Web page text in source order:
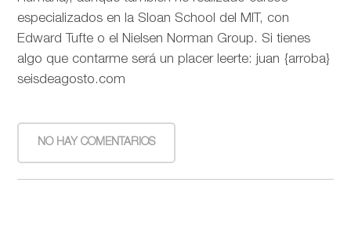
especializados en la Sloan School del MIT, con
Edward Tufte o el Nielsen Norman Group. Si tienes
algo que contarme será un placer leerte: juan {arroba}
seisdeagosto.com
NO HAY COMENTARIOS